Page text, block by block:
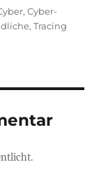
,Cyber-
,Tracing